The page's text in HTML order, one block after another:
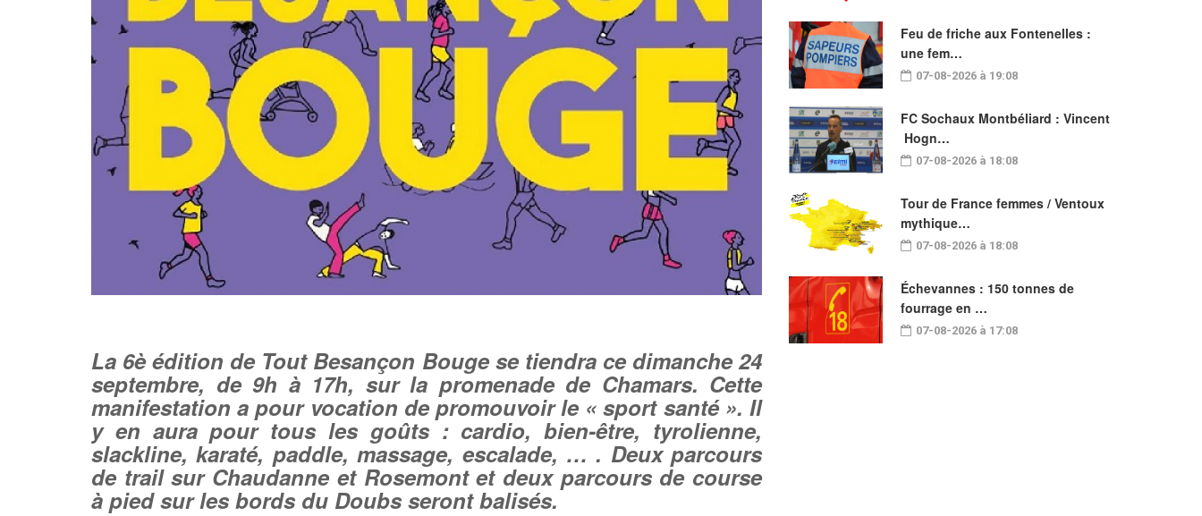
La 6è édition de Tout Besançon Bouge se tiendra ce dimanche 24
septembre, de 9h à 17h, sur la promenade de Chamars. Cette
manifestation a pour vocation de promouvoir le « sport santé ». Il
y en aura pour tous les goûts : cardio, bien-être, tyrolienne,
slackline, karaté, paddle, massage, escalade, … . Deux parcours
de trail sur Chaudanne et Rosemont et deux parcours de course
à pied sur les bords du Doubs seront balisés.
Feu de friche aux Fontenelles :
une fem…
07-08-2026 à 19:08
FC Sochaux Montbéliard : Vincent
Hogn…
07-08-2026 à 18:08
Tour de France femmes / Ventoux
mythique…
07-08-2026 à 18:08
Échevannes : 150 tonnes de
fourrage en …
07-08-2026 à 17:08